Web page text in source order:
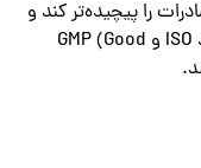
را پیچیده‌تر کند و
نیاز به رعایت استانداردهای خاصی مانند ISO و GMP (Good